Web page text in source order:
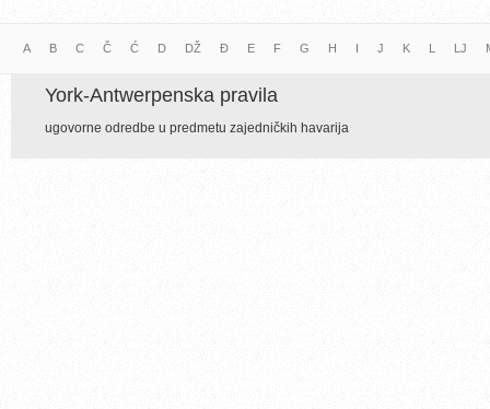
A B C Č Ć D DŽ Đ E F G H I J K L LJ
York-Antwerpenska pravila
ugovorne odredbe u predmetu zajedničkih havarija